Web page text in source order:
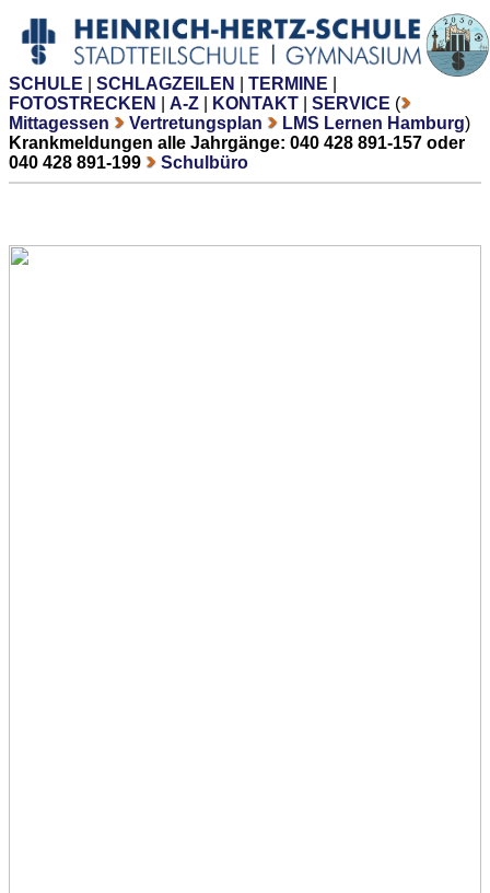
SCHULE SCHLAGZEILEN TERMINE
FOTOSTRECKEN
A-Z KONTAKT SERVICE (
Mittagessen
Vertretungsplan LMS Lernen Hamburg)
Krankmeldungen alle Jahrgänge: 040 428 891-157 oder
040 428 891-199
Schulbüro